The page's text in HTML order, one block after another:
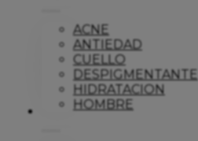
ACNE
ANTIEDAD
CUELLO
DESPIGMENTANTE
HIDRATACION
HOMBRE
Solar